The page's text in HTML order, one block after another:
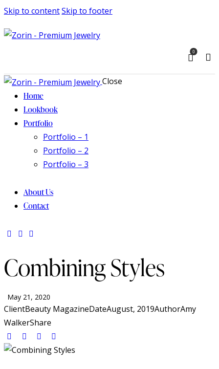
Skip to contentSkip to footer
0
Close
Home
Lookbook
Portfolio
Portfolio – 1
Portfolio – 2
Portfolio – 3
About Us
Contact
Combining Styles
May 21, 2020
ClientBeauty MagazineDateAugust, 2019AuthorAmy
WalkerShare